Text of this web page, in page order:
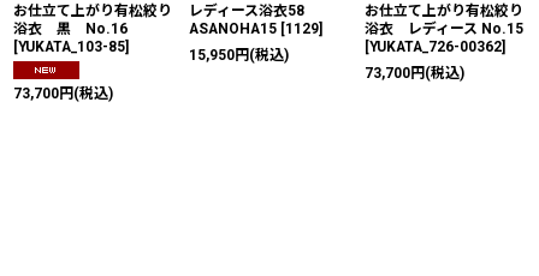
お仕立て上がり有松絞り
浴衣 黒 No.16
[YUKATA_103-85]
73,700円 (税込)
レディース浴衣58
ASANOHA15 [1129]
15,950円 (税込)
お仕立て上がり有松絞り
浴衣 レディース No.15
[YUKATA_726-00362]
73,700円 (税込)